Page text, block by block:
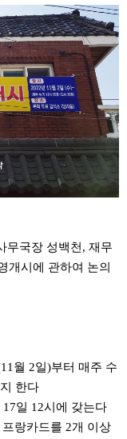
무국장 성백천, 재무
개시에 관하여 논의
월 2일)부터 매주 수
한다
일 12시에 갖는다
랑카드를 2개 이상